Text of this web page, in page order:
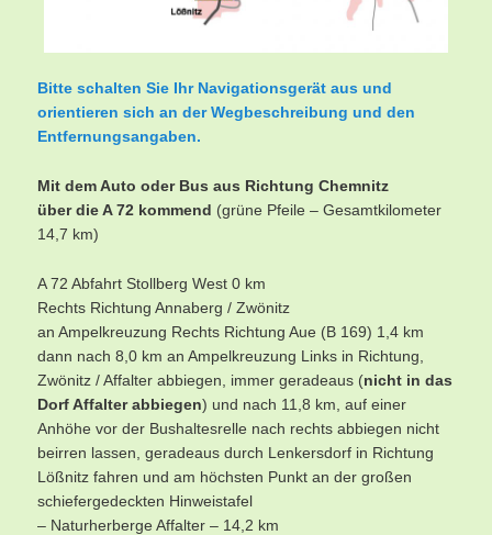
Bitte schalten Sie Ihr Navigationsgerät aus und
orientieren sich an der Wegbeschreibung und den
Entfernungsangaben.
Mit dem Auto oder Bus aus Richtung Chemnitz
über die A 72 kommend (grüne Pfeile – Gesamtkilometer
14,7 km)
A 72 Abfahrt Stollberg West 0 km
Rechts Richtung Annaberg / Zwönitz
an Ampelkreuzung Rechts Richtung Aue (B 169) 1,4 km
dann nach 8,0 km an Ampelkreuzung Links in Richtung,
Zwönitz / Affalter abbiegen, immer geradeaus (nicht in das
Dorf Affalter abbiegen) und nach 11,8 km, auf einer
Anhöhe vor der Bushaltesrelle nach rechts abbiegen nicht
beirren lassen, geradeaus durch Lenkersdorf in Richtung
Lößnitz fahren und am höchsten Punkt an der großen
schiefergedeckten Hinweistafel
– Naturherberge Affalter – 14,2 km